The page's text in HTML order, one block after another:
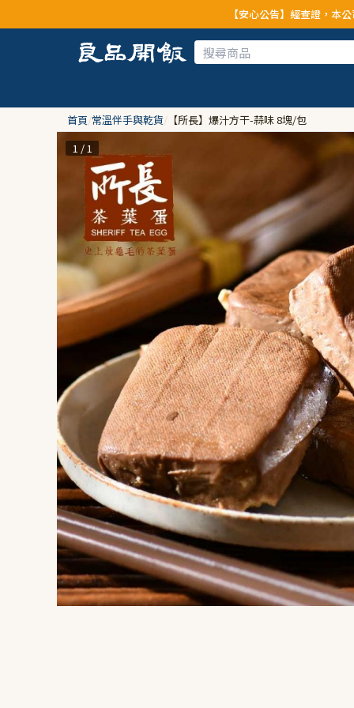
【安心公告】經查證，本公司全品項與上游供
首頁/常溫伴手與乾貨/ 【所長】爆汁方干-蒜味 8塊/包
1 / 1